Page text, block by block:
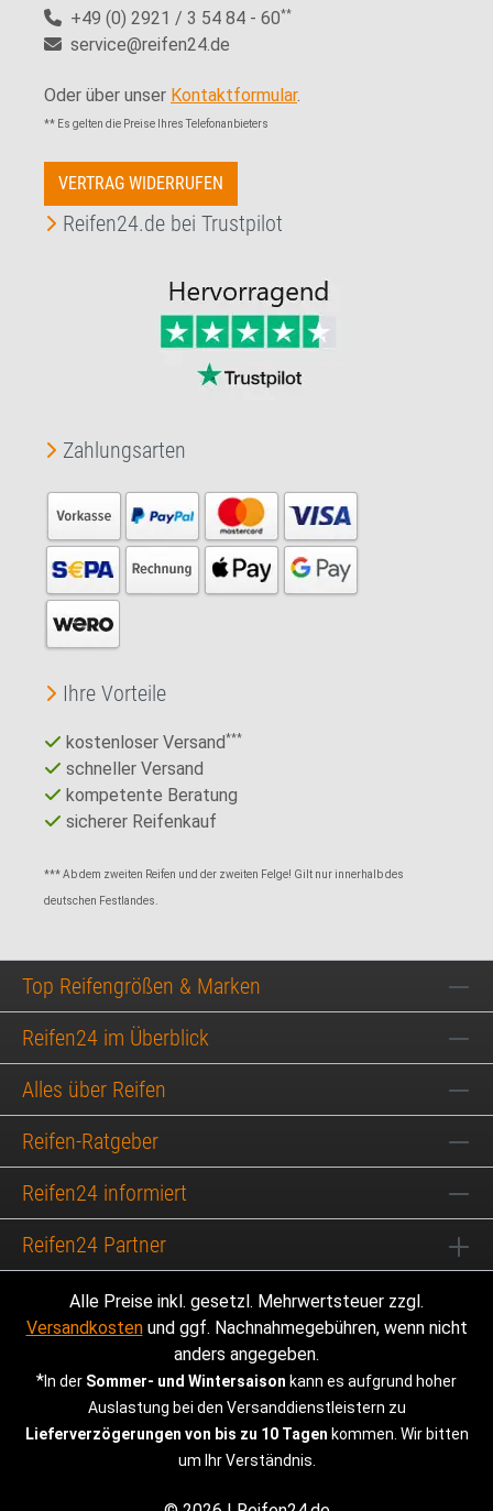
+49 (0) 2921 / 3 54 84 - 60**
service@reifen24.de
Oder über unser Kontaktformular.
** Es gelten die Preise Ihres Telefonanbieters
VERTRAG WIDERRUFEN
Reifen24.de bei Trustpilot
Zahlungsarten
Ihre Vorteile
kostenloser Versand***
schneller Versand
kompetente Beratung
sicherer Reifenkauf
*** Ab dem zweiten Reifen und der zweiten Felge! Gilt nur innerhalb des
deutschen Festlandes.
Top Reifengrößen & Marken
Reifen24 im Überblick
Alles über Reifen
Reifen-Ratgeber
Reifen24 informiert
Reifen24 Partner
Alle Preise inkl. gesetzl. Mehrwertsteuer zzgl.
Versandkostenund ggf. Nachnahmegebühren, wenn nicht
anders angegeben.
*In der Sommer- und Wintersaison kann es aufgrund hoher
Auslastung bei den Versanddienstleistern zu
Lieferverzögerungen von bis zu 10 Tagen kommen. Wir bitten
um Ihr Verständnis.